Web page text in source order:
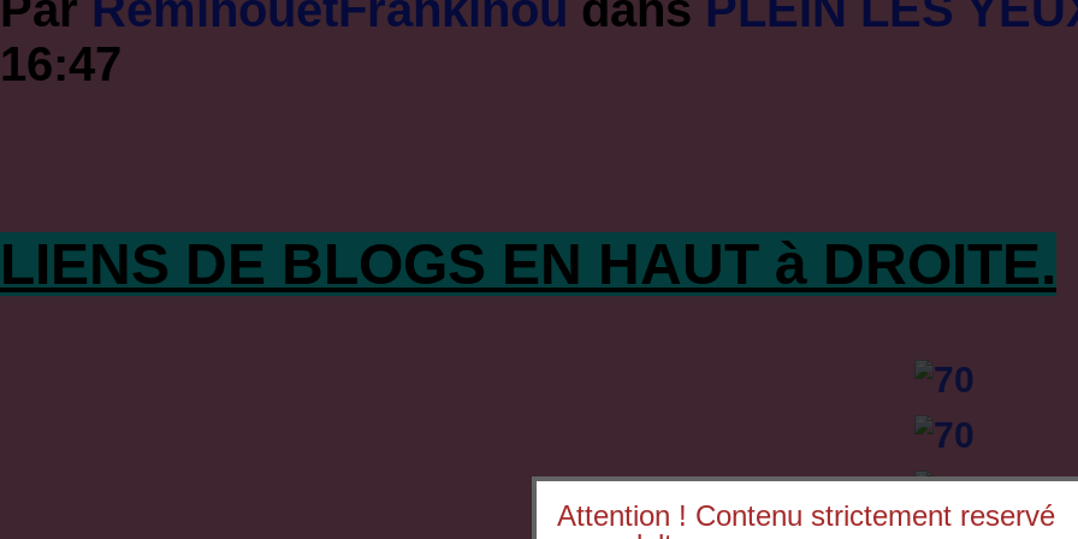
16:47
LIENS DE BLOGS EN HAUT à DROITE.
Attention ! Contenu strictement reservé